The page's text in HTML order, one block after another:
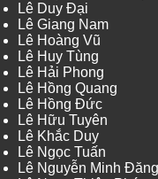
Lê Duy Đại
Lê Giang Nam
Lê Hoàng Vũ
Lê Huy Tùng
Lê Hải Phong
Lê Hồng Quang
Lê Hồng Đức
Lê Hữu Tuyên
Lê Khắc Duy
Lê Ngọc Tuấn
Lê Nguyễn Minh Đăng